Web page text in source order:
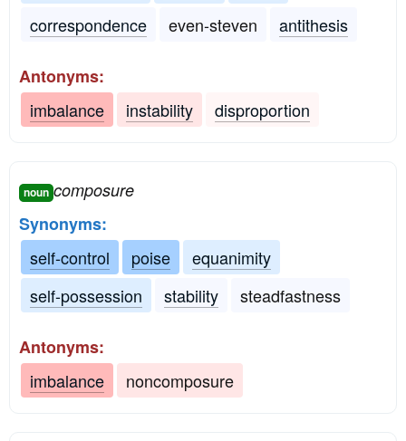
correspondence
even-steven antithesis
Antonyms:
imbalance
instability disproportion
noun composure
Synonyms:
self-control
poise
equanimity
self-possession
stability steadfastness
Antonyms:
imbalance
noncomposure